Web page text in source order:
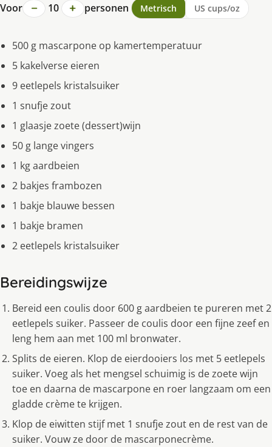
Voor − 10 + personen Metrisch US cups/oz
500 g mascarpone op kamertemperatuur
5 kakelverse eieren
9 eetlepels kristalsuiker
1 snufje zout
1 glaasje zoete (dessert)wijn
50 g lange vingers
1 kg aardbeien
2 bakjes frambozen
1 bakje blauwe bessen
1 bakje bramen
2 eetlepels kristalsuiker
Bereidingswijze
Bereid een coulis door 600 g aardbeien te pureren met 2
eetlepels suiker. Passeer de coulis door een fijne zeef en
leng hem aan met 100 ml bronwater.
Splits de eieren. Klop de eierdooiers los met 5 eetlepels
suiker. Voeg als het mengsel schuimig is de zoete wijn
toe en daarna de mascarpone en roer langzaam om een
gladde crème te krijgen.
Klop de eiwitten stijf met 1 snufje zout en de rest van de
suiker. Vouw ze door de mascarponecrème.